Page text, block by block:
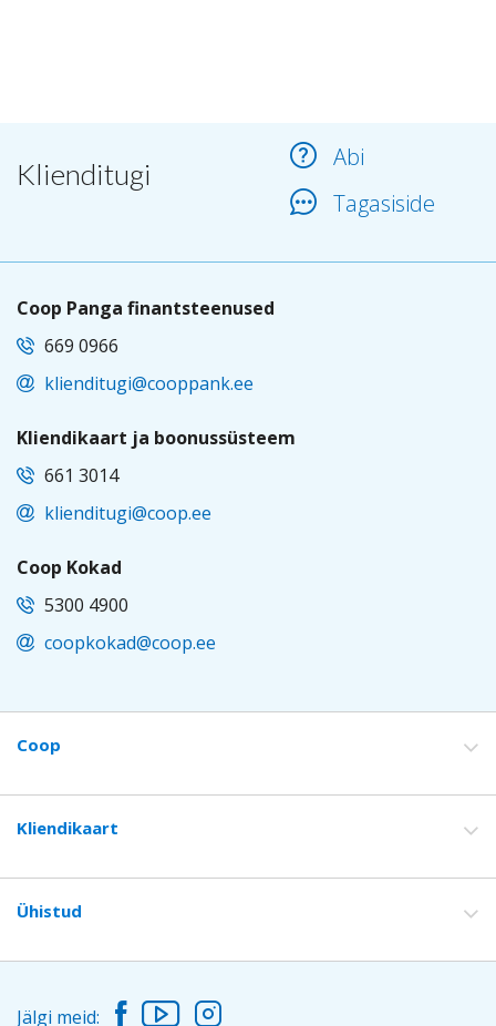
Klienditugi
Abi
Tagasiside
Coop Panga finantsteenused
669 0966
klienditugi@cooppank.ee
Kliendikaart ja boonussüsteem
661 3014
klienditugi@coop.ee
Coop Kokad
5300 4900
coopkokad@coop.ee
EST
Footer
Coop
Kliendikaart
Ühistud
Jälgi meid: FacebookYoutube Channel
Instagram